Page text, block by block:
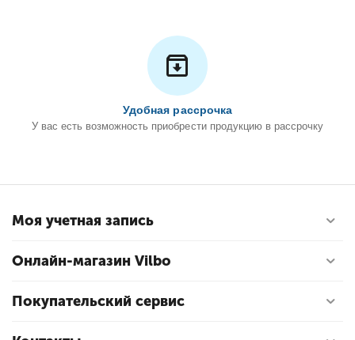
Удобная рассрочка
У вас есть возможность приобрести продукцию в рассрочку
Моя учетная запись
Онлайн-магазин Vilbo
Покупательский сервис